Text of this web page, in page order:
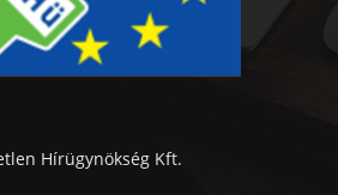
Hírügynökség Kft.